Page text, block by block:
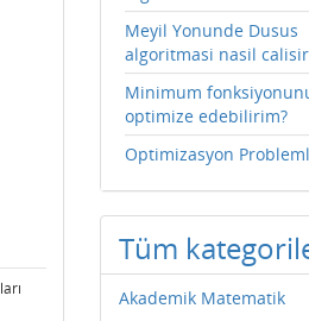
Meyil Yonunde Dusus
algoritmasi nasil
Minimum
optimize edebilirim?
Optimizasyon
Tüm
Akademik Matematik